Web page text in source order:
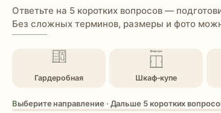
Ответьте на 5 коротких вопросов —
Без сложных терминов, размеры и фото
Гардеробная Шкаф-купе
Выберите направление · Дальше 5 коротких